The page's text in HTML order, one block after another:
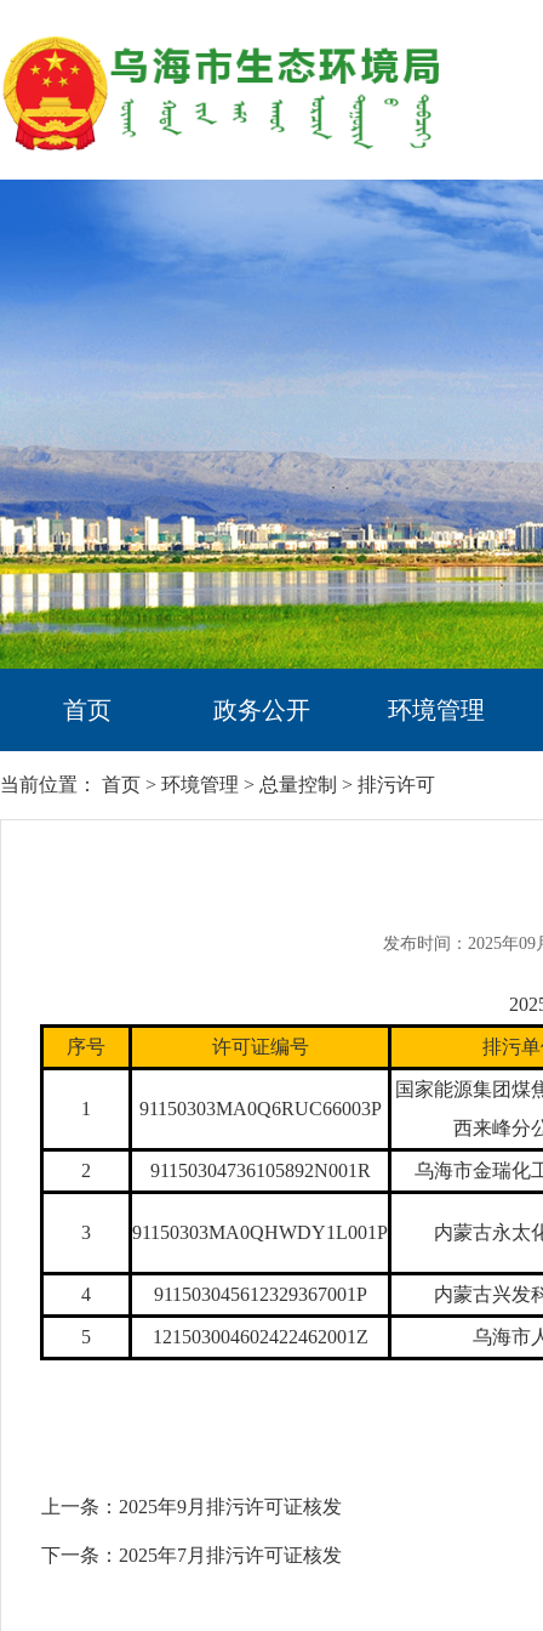
首页 政务公开 环境管理
当前位置： 首页 > 环境管理 > 总量控制 > 排污许可
发布时间：2025年09
序号 许可证编号 排污
1 91150303MA0Q6RUC66003P
国家能源集团煤
西来峰分
2 91150304736105892N001R 乌海市金瑞化
3 91150303MA0QHWDY1L001P 内蒙古永太
4 911503045612329367001P 内蒙古兴发
5 121503004602422462001Z 乌海市
上一条： 2025年9月排污许可证核发
下一条： 2025年7月排污许可证核发